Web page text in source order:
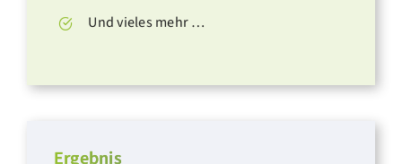
Und vieles mehr …
Ergebnis